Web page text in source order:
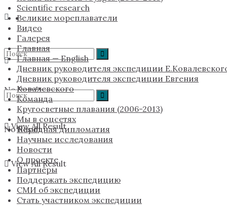
No Result
View All Result
No Result
View All Result
Scientific research
Великие мореплаватели
Видео
Галерея
Главная
Главная — English
Дневник руководителя экспедиции
Дневник руководителя экспедиции Евгения
Ковалевского
Команда
Кругосветные плавания (2006-2013)
Мы в соцсетях
Народная дипломатия
Научные исследования
Новости
О проекте
Партнёры
Поддержать экспедицию
СМИ об экспедиции
Стать участником экспедиции